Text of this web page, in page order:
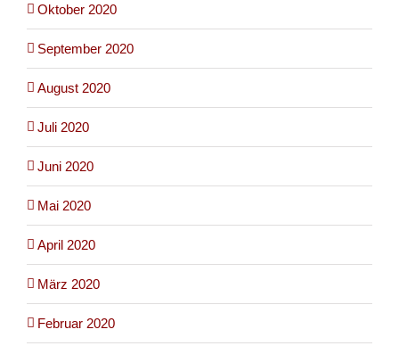
Oktober 2020
September 2020
August 2020
Juli 2020
Juni 2020
Mai 2020
April 2020
März 2020
Februar 2020